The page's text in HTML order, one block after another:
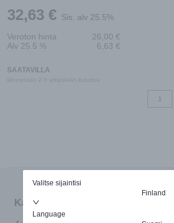
Valitse sijaintisi
Finland
Language
32,63 € Sis. alv 25.5%
Veroton hinta 26,00 €
Alv 25.5 %
6,63 €
SAATAVILLA
Lampun
Kaipaatko apua tuotteen